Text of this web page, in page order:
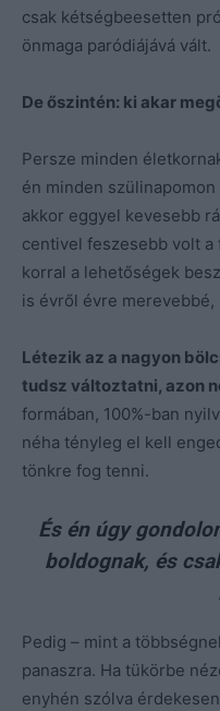
csak kétségbeesetten
önmaga paródiájává vált.
De őszintén: ki akar
Persze minden
én minden
akkor eggyel kevesebb
centivel feszesebb volt a
korral a lehetőségek
is évről évre merevebbé,
Létezik az a nagyon
tudsz változtatni, azon
formában, 100%-ban
néha tényleg el kell
tönkre fog tenni.
És én úgy
boldognak, és
Pedig – mint a
panaszra. Ha tükörbe
enyhén szólva